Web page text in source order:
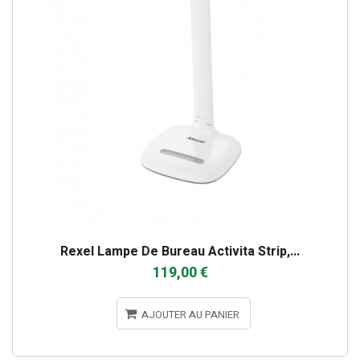
Rexel Lampe De Bureau Activita Strip,...
119,00 €
AJOUTER AU PANIER